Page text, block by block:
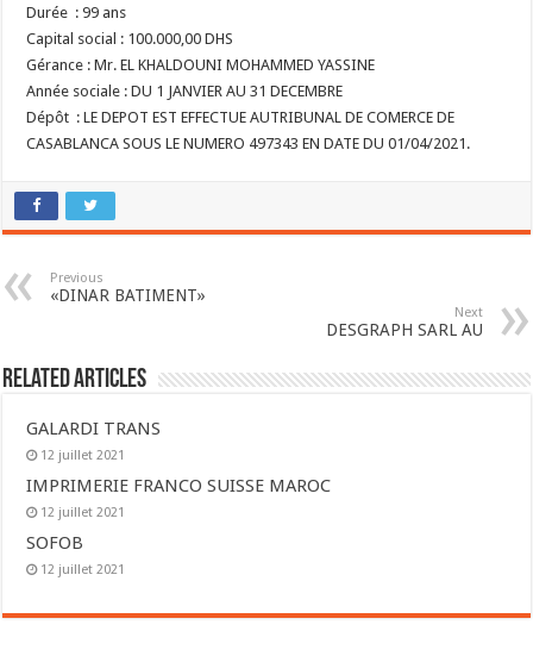
Durée : 99 ans
Capital social : 100.000,00 DHS
Gérance : Mr. EL KHALDOUNI MOHAMMED YASSINE
Année sociale : DU 1 JANVIER AU 31 DECEMBRE
Dépôt : LE DEPOT EST EFFECTUE AUTRIBUNAL DE COMERCE DE
CASABLANCA SOUS LE NUMERO 497343 EN DATE DU 01/04/2021.
Previous
«DINAR BATIMENT»
Next
DESGRAPH SARL AU
Related Articles
GALARDI TRANS
12 juillet 2021
IMPRIMERIE FRANCO SUISSE MAROC
12 juillet 2021
SOFOB
12 juillet 2021